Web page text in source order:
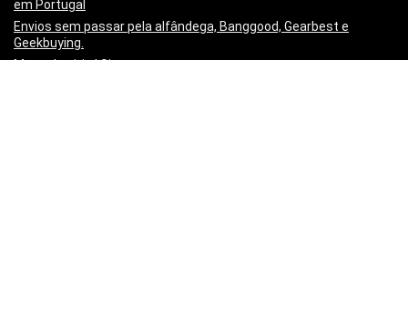
em Portugal
Envios sem passar pela alfândega, Banggood, Gearbest e
Geekbuying.
Mapa do sitio | Sitemap